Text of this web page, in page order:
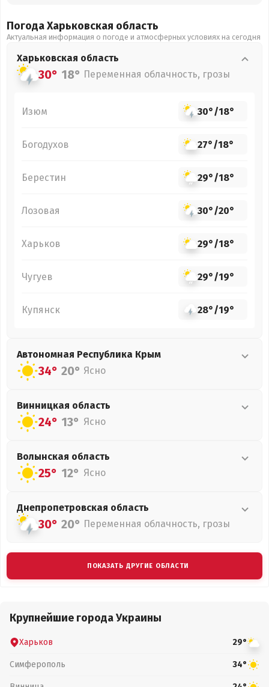
Погода Харьковская область
Актуальная информация о погоде и атмосферных условиях на сегодня
Харьковская область
30° 18° Переменная облачность, грозы
Изюм 30°/18°
Богодухов 27°/18°
Берестин 29°/18°
Лозовая 30°/20°
Харьков 29°/18°
Чугуев 29°/19°
Купянск 28°/19°
Автономная Республика Крым
34° 20° Ясно
Винницкая область
24° 13° Ясно
Волынская область
25° 12° Ясно
Днепропетровская область
30° 20° Переменная облачность, грозы
ПОКАЗАТЬ ДРУГИЕ ОБЛАСТИ
Крупнейшие города Украины
Харьков 29°
Симферополь 34°